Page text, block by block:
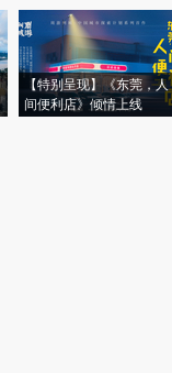
【特别呈现】《东莞，人
间便利店》倾情上线